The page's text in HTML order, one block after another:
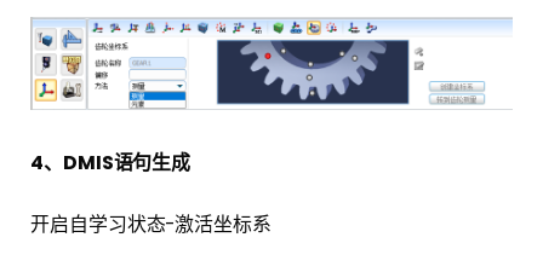
4、DMIS语句生成
开启自学习状态-激活坐标系